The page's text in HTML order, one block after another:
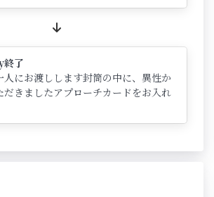
了
人にお渡しします封筒の中に、異性か
だきましたアプローチカードをお入れ